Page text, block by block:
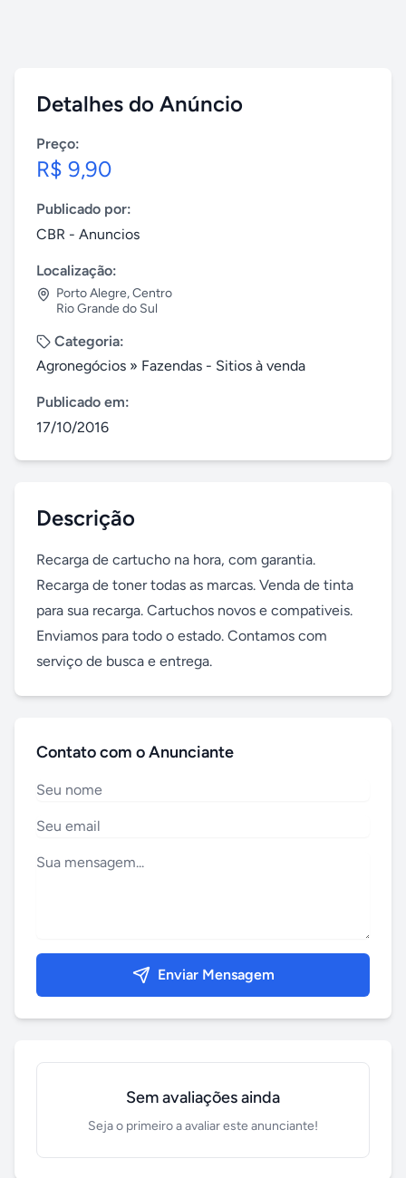
Detalhes do Anúncio
Preço:
R$ 9,90
Publicado por:
CBR - Anuncios
Localização:
Porto Alegre,Centro
Rio Grande do Sul
Categoria:
Agronegócios » Fazendas - Sitios à venda
Publicado em:
17/10/2016
Descrição
Recarga de cartucho na hora, com garantia.
Recarga de toner todas as marcas. Venda de tinta
para sua recarga. Cartuchos novos e compativeis.
Enviamos para todo o estado. Contamos com
serviço de busca e entrega.
Contato com o Anunciante
Enviar Mensagem
Sem avaliações ainda
Seja o primeiro a avaliar este anunciante!